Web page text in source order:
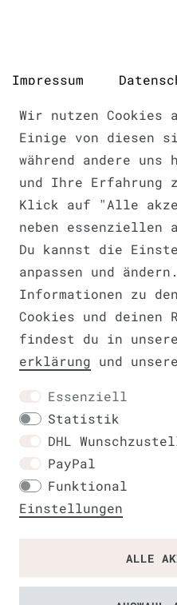
Wir nutzen Cookies
Einige von diesen
während andere
und Ihre Erfahrung
Klick auf "Alle
neben essenziellen
Du kannst die
anpassen und
Informationen zu
Cookies und deinen
findest du in
erklärung und
Essenziell
Statistik
DHL
PayPal
Funktional
Einstellungen
ALLE
Impressum
Widerrufs­recht